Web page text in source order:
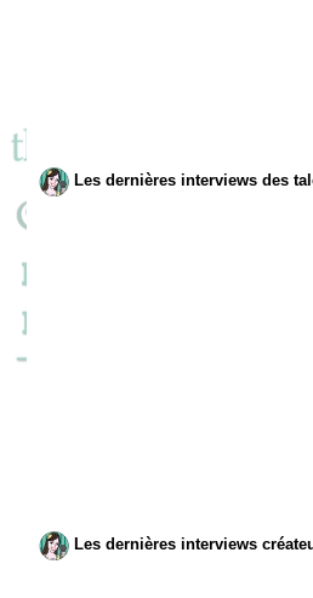
Les dernières interviews des
Les dernières interviews